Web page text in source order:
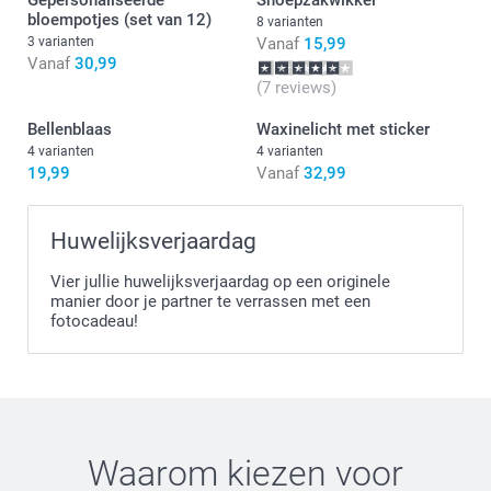
ofsnoeparmband
vind je hier. Niet geschikt voor kinderen jonger dan 3 jaar.
bloempotjes (set van 12)
3 varianten
Vanaf 30,99
8 varianten
Vanaf 15,99
(7 reviews)
Bellenblaas
4 varianten
19,99
Waxinelicht met sticker
4 varianten
Vanaf 32,99
Huwelijksverjaardag
Vier jullie huwelijksverjaardag op een originele
manier door je partner te verrassen met een
fotocadeau!
Waarom kiezen voor